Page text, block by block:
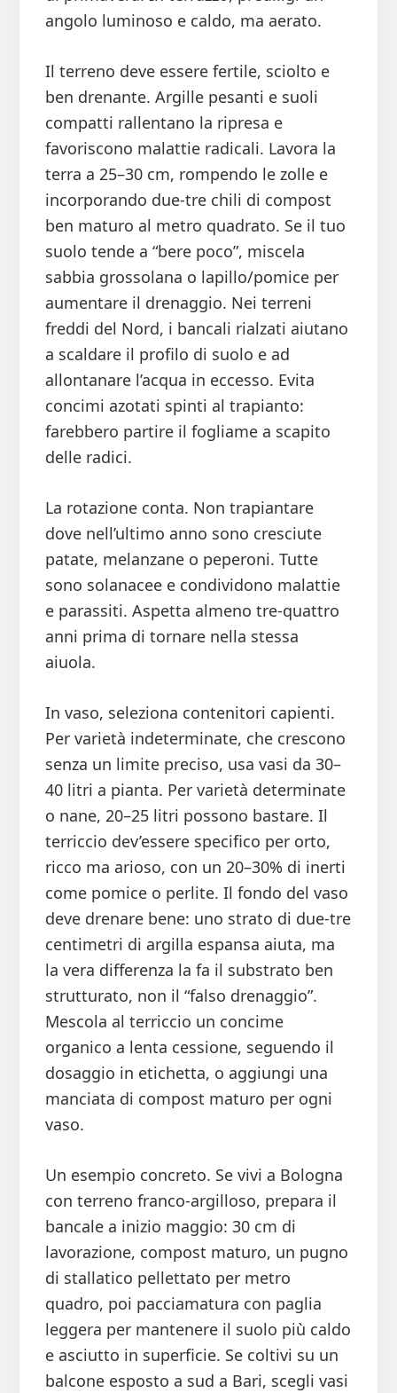
angolo luminoso e caldo, ma aerato.
Il terreno deve essere fertile, sciolto e
ben drenante. Argille pesanti e suoli
compatti rallentano la ripresa e
favoriscono malattie radicali. Lavora la
terra a 25–30 cm, rompendo le zolle e
incorporando due-tre chili di compost
ben maturo al metro quadrato. Se il tuo
suolo tende a “bere poco”, miscela
sabbia grossolana o lapillo/pomice per
aumentare il drenaggio. Nei terreni
freddi del Nord, i bancali rialzati aiutano
a scaldare il profilo di suolo e ad
allontanare l’acqua in eccesso. Evita
concimi azotati spinti al trapianto:
farebbero partire il fogliame a scapito
delle radici.
La rotazione conta. Non trapiantare
dove nell’ultimo anno sono cresciute
patate, melanzane o peperoni. Tutte
sono solanacee e condividono malattie
e parassiti. Aspetta almeno tre-quattro
anni prima di tornare nella stessa
aiuola.
In vaso, seleziona contenitori capienti.
Per varietà indeterminate, che crescono
senza un limite preciso, usa vasi da 30–
40 litri a pianta. Per varietà determinate
o nane, 20–25 litri possono bastare. Il
terriccio dev’essere specifico per orto,
ricco ma arioso, con un 20–30% di inerti
come pomice o perlite. Il fondo del vaso
deve drenare bene: uno strato di due-tre
centimetri di argilla espansa aiuta, ma
la vera differenza la fa il substrato ben
strutturato, non il “falso drenaggio”.
Mescola al terriccio un concime
organico a lenta cessione, seguendo il
dosaggio in etichetta, o aggiungi una
manciata di compost maturo per ogni
vaso.
Un esempio concreto. Se vivi a Bologna
con terreno franco-argilloso, prepara il
bancale a inizio maggio: 30 cm di
lavorazione, compost maturo, un pugno
di stallatico pellettato per metro
quadro, poi pacciamatura con paglia
leggera per mantenere il suolo più caldo
e asciutto in superficie. Se coltivi su un
balcone esposto a sud a Bari, scegli vasi